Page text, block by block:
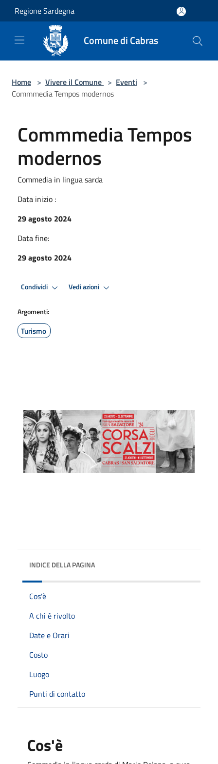
Salta al contenuto principale
Regione Sardegna
Comune di Cabras
Home > Vivere il Comune > Eventi >
Commmedia Tempos modernos
Commmedia Tempos
modernos
Commedia in lingua sarda
Data inizio :
29 agosto 2024
Data fine:
29 agosto 2024
Condividi Vedi azioni
Argomenti:
Turismo
INDICE DELLA PAGINA
Cos'è
A chi è rivolto
Date e Orari
Costo
Luogo
Punti di contatto
Cos'è